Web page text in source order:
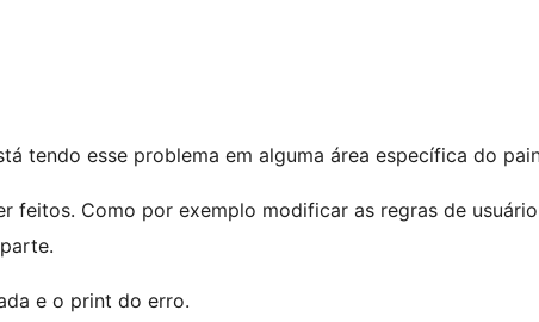
tendo esse problema em alguma área específica do
feitos. Como por exemplo modificar as regras de
e o print do erro.